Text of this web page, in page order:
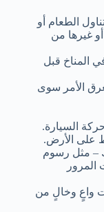
الطعام أو
أو غيرها من
المناخ قبل
الأمر سوى
السيارة.
على الأرض.
– مثل رسوم
واعٍ وخالٍ من